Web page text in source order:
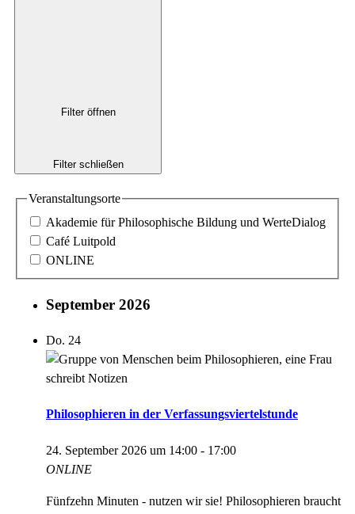
Filter öffnen
Filter schließen
Veranstaltungsorte
Akademie für Philosophische Bildung und WerteDialog
Café Luitpold
ONLINE
September 2026
Do. 24
Philosophieren in der Verfassungsviertelstunde
24. September 2026 um 14:00 - 17:00
ONLINE
Fünfzehn Minuten - nutzen wir sie! Philosophieren braucht